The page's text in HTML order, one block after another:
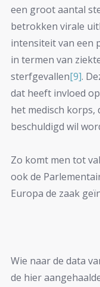
een groot aantal
betrokken virale
intensiteit van een
in termen van
sterfgevallen[9].
dat heeft invloed
het medisch korps,
beschuldigd wil
Zo komt men tot
ook de
Europa de zaak
Wie naar de data
de hier